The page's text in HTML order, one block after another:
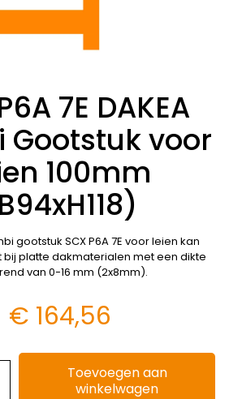
7E DAKEA
Gootstuk voor
100mm
gootstuk SCX P6A 7E voor leien kan
platte dakmaterialen met een dikte
van 0-16 mm (2x8mm).
€ 164,56
Toevoegen aan
winkelwagen